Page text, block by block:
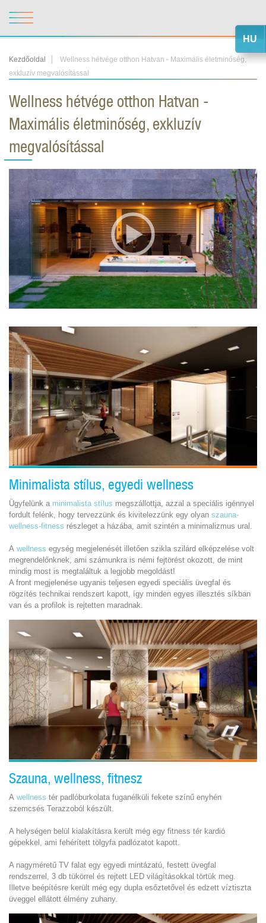
Kezdőoldal
Wellness hétvége otthon Hatvan - Maximális életminőség,
exkluzív megvalósítással
Wellness hétvége otthon Hatvan -
Maximális életminőség, exkluzív
megvalósítással
Minimalista stílus, egyedi wellness
Ügyfelünk a minimalista stílus megszállottja, azzal a speciális igénnyel
fordult felénk, hogy tervezzünk és kivitelezzünk egy olyan szauna-
wellness-fitness részleget a házába, amit szintén a minimalizmus ural.
A wellness egység megjelenését illetően szikla szilárd elképzelése volt
megrendelőnknek, ami számunkra is némi fejtörést okozott, de mint
mindig most is megtaláltuk a legjobb megoldást!
A front megjelenése ugyanis teljesen egyedi speciális üvegfal és
rögzítés technikai rendszert kapott, így minden egyes illesztés síkban
van és a profilok is rejtetten maradnak.
Szauna, wellness, fitnesz
A wellness tér padlóburkolata fuganélküli fekete színű enyhén
szemcsés Terazzoból készült.
A helységen belül kialakításra került még egy fitness tér kardió
gépekkel, ami fehérített tölgyfa padlózatot kapott.
A nagyméretű TV falat egy egyedi mintázatú, festett üvegfal
rendszerrel, 3 db tükörrel és rejtett LED világításokkal törtük meg.
Illetve beépítésre került még egy dupla esőztetővel és edzett víztiszta
üveggel ellátott élmény zuhany.
HU